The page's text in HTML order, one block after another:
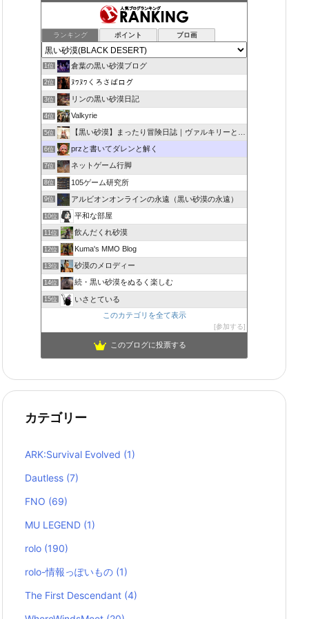
ランキング ポイント ブロ画
1位 倉葉の黒い砂漠ブログ
2位 ﾇﾜﾇﾜくろさばログ
3位 リンの黒い砂漠日記
4位 Valkyrie
5位 【黒い砂漠】まったり冒険日誌｜ヴァルキリーと闇の精霊の旅
6位 przと書いてダレンと解く
7位 ネットゲーム行脚
8位 105ゲーム研究所
9位 アルビオンオンラインの永遠（黒い砂漠の永遠）
10位 平和な部屋
11位 飲んだくれ砂漠
12位 Kuma's MMO Blog
13位 砂漠のメロディー
14位 続・黒い砂漠をぬるく楽しむ
15位
いさとている
このカテゴリを全て表示
参加する
このブログに投票する
カテゴリー
ARK:Survival Evolved (1)
Dautless (7)
FNO (69)
MU LEGEND (1)
rolo (190)
rolo-情報っぽいもの (1)
The First Descendant (4)